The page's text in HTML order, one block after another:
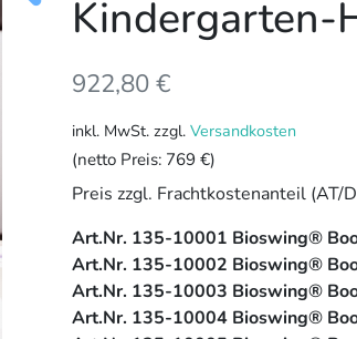
Kindergarten-
922,80€
inkl. MwSt. zzgl. Versandkosten
(netto Preis: 769 €)
Preis zzgl. Frachtkostenanteil (AT/
Art.Nr. 135-10001 Bioswing®
Art.Nr. 135-10002 Bioswing®
Art.Nr. 135-10003 Bioswing®
Art.Nr. 135-10004 Bioswing®